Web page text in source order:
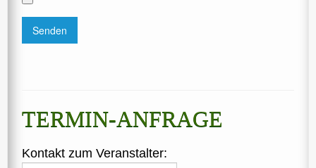
TERMIN-ANFRAGE
Kontakt zum Veranstalter: